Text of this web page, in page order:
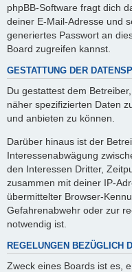
phpBB-Software fragt dich
deiner E-Mail-Adresse und
generiertes Passwort an
Board zugreifen kannst.
GESTATTUNG DER
Du gestattest dem
näher spezifizierten Daten
und anbieten zu können.
Darüber hinaus ist der
Interessenabwägung
den Interessen Dritter,
zusammen mit deiner IP-
übermittelter Browser-
Gefahrenabwehr oder zur
notwendig ist.
REGELUNGEN BEZÜGLICH
Zweck eines Boards ist es,